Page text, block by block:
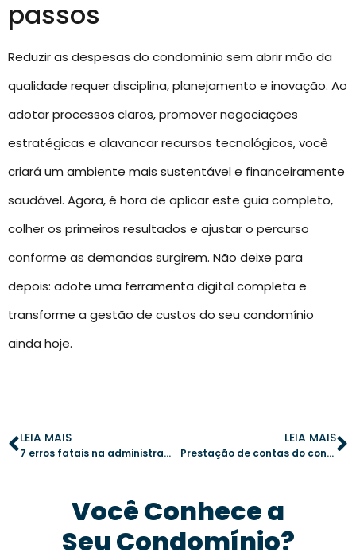
passos
Reduzir as despesas do condomínio sem abrir mão da
qualidade requer disciplina, planejamento e inovação. Ao
adotar processos claros, promover negociações
estratégicas e alavancar recursos tecnológicos, você
criará um ambiente mais sustentável e financeiramente
saudável. Agora, é hora de aplicar este guia completo,
colher os primeiros resultados e ajustar o percurso
conforme as demandas surgirem. Não deixe para
depois: adote uma ferramenta digital completa e
transforme a gestão de custos do seu condomínio
ainda hoje.
LEIA MAIS
7 erros fatais na administração condominial que você precisa evitar (urgentemente!)
LEIA MAIS
Prestação de contas do condomínio: como fazer de forma transparente e impecável
Você Conhece a
Seu Condomínio?